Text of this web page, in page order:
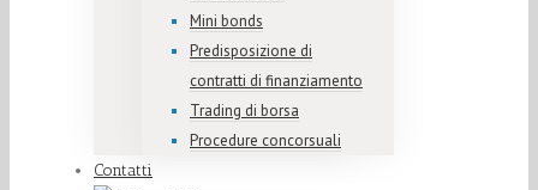
Mini bonds
Predisposizione di
contratti di finanziamento
Trading di borsa
Procedure concorsuali
Contatti